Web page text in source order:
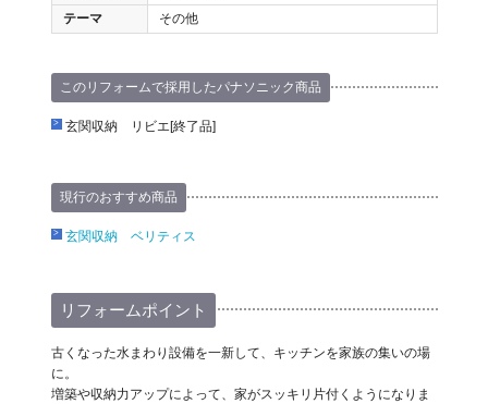
テーマ
その他
このリフォームで採用したパナソニック商品
玄関収納 リビエ[終了品]
現行のおすすめ商品
玄関収納 ベリティス
リフォームポイント
古くなった水まわり設備を一新して、キッチンを家族の集いの場
に。
増築や収納力アップによって、家がスッキリ片付くようになりま